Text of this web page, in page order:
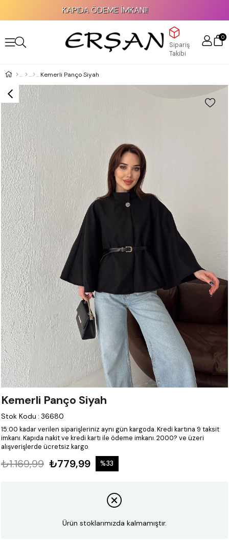
KAPIDA ÖDEME İMKANI!
Sipariş
Takibi
0
Kemerli Panço Siyah
Kemerli Panço Siyah
Stok Kodu : 36680
15:00 kadar verilen siparişleriniz aynı gün kargoda.Kredi kartına 9 taksit
imkanı.Kapıda nakit ve kredi kartı ile ödeme imkanı.2000? ve üzeri
alışverişlerde ücretsiz kargo
₺1.169,99 ₺779,99 %33
Ürün stoklarımızda kalmamıştır.